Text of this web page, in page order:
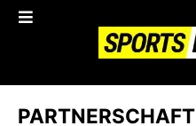
PARTNERSCHAFT